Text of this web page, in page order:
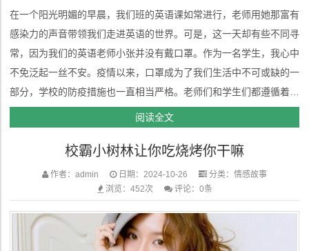
在一个阳光明媚的早晨，我们班的英语课如常进行，老师用她那富有
感染力的声音带领我们走进英语的世界。可是，这一天却有些不同寻
常，因为我们的英语老师小张并没有戴口罩。作为一名学生，我心中
不免泛起一丝不安。疫情以来，口罩成为了我们生活中不可或缺的一
部分，学校的防疫措施也一直相当严格。老师们和学生们都遵循着这
一规定，以确保大家的健康与安全。然而，今天的课堂上，只有小张
露出了她的微笑，而我们的心中却充满了疑虑和担忧。课开始后，同
学们都在偷偷交换眼神...
阅读全文
校霸小树林让你吃烧烤你干嘛
作者：admin 日期：2024-10-26 分类： 情感故事
浏览：452次
评论：0条